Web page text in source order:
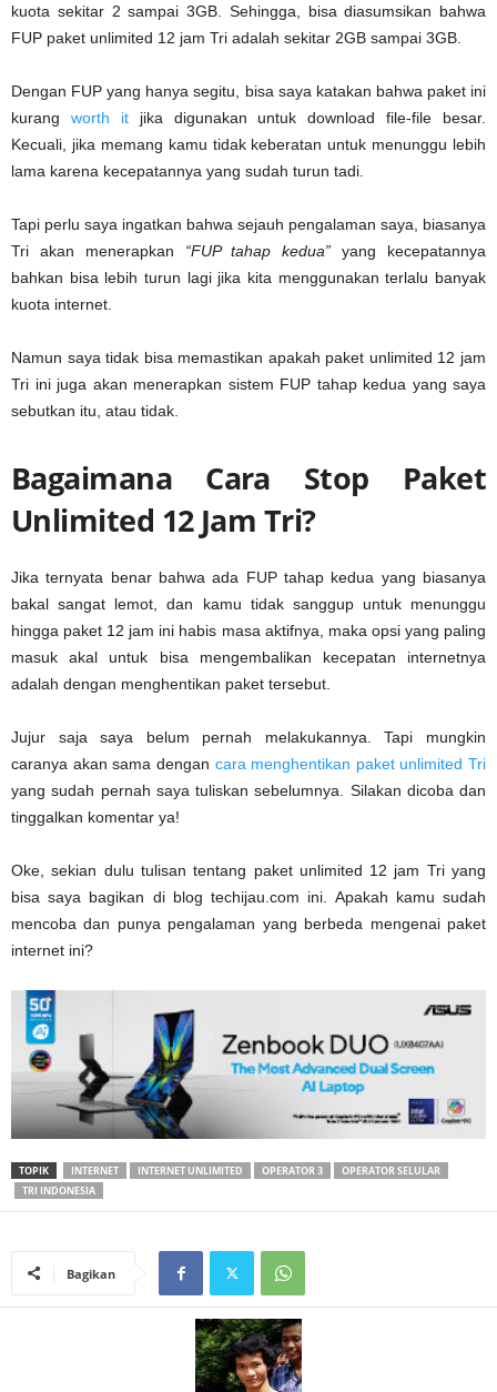
kuota sekitar 2 sampai 3GB. Sehingga, bisa diasumsikan bahwa
FUP paket unlimited 12 jam Tri adalah sekitar 2GB sampai 3GB.
Dengan FUP yang hanya segitu, bisa saya katakan bahwa paket ini
kurang worth itjika digunakan untuk download file-file besar.
Kecuali, jika memang kamu tidak keberatan untuk menunggu lebih
lama karena kecepatannya yang sudah turun tadi.
Tapi perlu saya ingatkan bahwa sejauh pengalaman saya, biasanya
Tri akan menerapkan “FUP tahap kedua” yang kecepatannya
bahkan bisa lebih turun lagi jika kita menggunakan terlalu banyak
kuota internet.
Namun saya tidak bisa memastikan apakah paket unlimited 12 jam
Tri ini juga akan menerapkan sistem FUP tahap kedua yang saya
sebutkan itu, atau tidak.
Bagaimana Cara Stop Paket
Unlimited 12 Jam Tri?
Jika ternyata benar bahwa ada FUP tahap kedua yang biasanya
bakal sangat lemot, dan kamu tidak sanggup untuk menunggu
hingga paket 12 jam ini habis masa aktifnya, maka opsi yang paling
masuk akal untuk bisa mengembalikan kecepatan internetnya
adalah dengan menghentikan paket tersebut.
Jujur saja saya belum pernah melakukannya. Tapi mungkin
caranya akan sama dengan cara menghentikan paket unlimited Tri
yang sudah pernah saya tuliskan sebelumnya. Silakan dicoba dan
tinggalkan komentar ya!
Oke, sekian dulu tulisan tentang paket unlimited 12 jam Tri yang
bisa saya bagikan di blog techijau.com ini. Apakah kamu sudah
mencoba dan punya pengalaman yang berbeda mengenai paket
internet ini?
TOPIK INTERNET INTERNET UNLIMITED OPERATOR 3
OPERATOR SELULAR
TRI INDONESIA
Bagikan